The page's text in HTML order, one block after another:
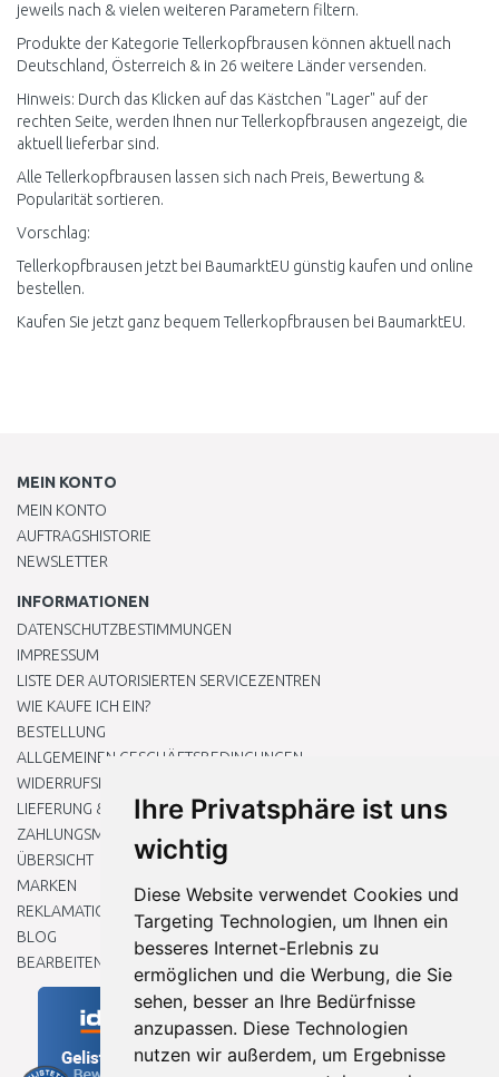
Ihre Privatsphäre ist uns
wichtig
Diese Website verwendet Cookies und
Targeting Technologien, um Ihnen ein
besseres Internet-Erlebnis zu
ermöglichen und die Werbung, die Sie
sehen, besser an Ihre Bedürfnisse
anzupassen. Diese Technologien
nutzen wir außerdem, um Ergebnisse
jeweils nach & vielen weiteren Parametern filtern.
Produkte der Kategorie Tellerkopfbrausen können aktuell nach
Deutschland, Österreich & in 26 weitere Länder versenden.
Hinweis: Durch das Klicken auf das Kästchen "Lager" auf der
rechten Seite, werden Ihnen nur Tellerkopfbrausen angezeigt, die
aktuell lieferbar sind.
Alle Tellerkopfbrausen lassen sich nach Preis, Bewertung &
Popularität sortieren.
Vorschlag:
Tellerkopfbrausen jetzt bei BaumarktEU günstig kaufen und online
bestellen.
Kaufen Sie jetzt ganz bequem Tellerkopfbrausen bei BaumarktEU.
MEIN KONTO
MEIN KONTO
AUFTRAGSHISTORIE
NEWSLETTER
INFORMATIONEN
DATENSCHUTZBESTIMMUNGEN
IMPRESSUM
LISTE DER AUTORISIERTEN SERVICEZENTREN
WIE KAUFE ICH EIN?
BESTELLUNG
ALLGEMEINEN GESCHÄFTSBEDINGUNGEN
WIDERRUFSRECHT
LIEFERUNG & ZAHLUNG
ZAHLUNGSMETHODEN
ÜBERSICHT
MARKEN
REKLAMATIONEN UND RETOUREN
BLOG
BEARBEITEN SIE MEINE COOKIE-EINSTELLUNGEN